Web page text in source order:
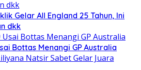
Gelar All England 25 Tahun, Ini
dkk
Bottas Menangi GP Australia